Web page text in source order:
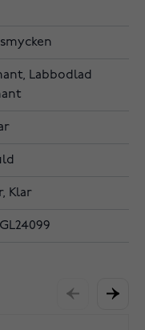
Labbodlad
Klar